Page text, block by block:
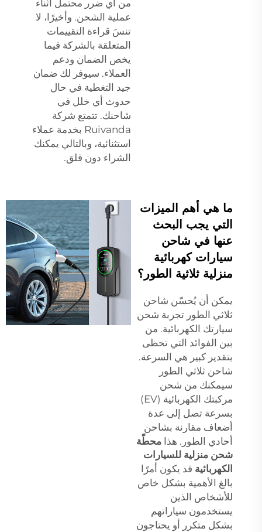
من أي ضرر محتمل أثناء
عملية الشحن. وأخيرًا، لا
تنسَ قراءة التقييمات
المتعلقة بالشركة فيما
يخص الضمان ودعم
العملاء. سيوفر لك ضمان
جيد التغطية في حال
حدوث أي خلل في
شاحنك. تتمتع شركة
Ruivanda بخدمة عملاء
استثنائية، وبالتالي يمكنك
الشراء دون قلق.
ما هي أهم الميزات
التي يجب البحث
عنها في شاحن
سيارات كهربائية
منزلية ثلاثية الطور؟
يمكن أن يُحسّن شاحن
ثلاثي الطور تجربة شحن
سيارتك الكهربائية. من
بين الفوائد التي تحظى
بتقدير كبير هي السرعة.
شاحن ثلاثي الطور
سيمكنك من شحن
مركبتك الكهربائية (EV)
بسرعة تصل إلى عدة
أضعاف مقارنة بشاحن
أحادي الطور. هذا محطّة
شحن منزلية للسيارات
الكهربائية قد يكون أمرًا
بالغ الأهمية بشكل خاص
للأشخاص الذين
يستخدمون سياراتهم
بشكل متكرر أو يحتاجون